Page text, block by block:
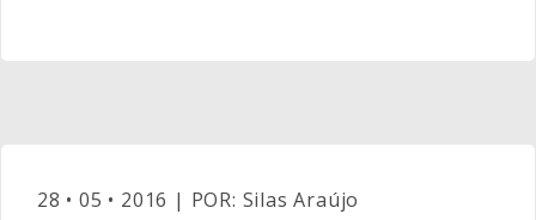
28 • 05 • 2016 | POR: Silas Araújo